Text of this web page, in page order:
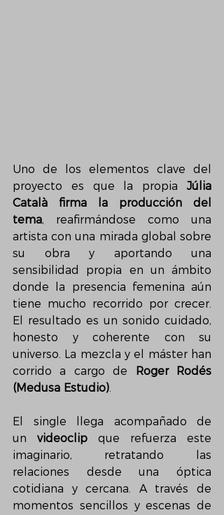
Uno de los elementos clave del
proyecto es que la propia Júlia
Català firma la producción del
tema, reafirmándose como una
artista con una mirada global sobre
su obra y aportando una
sensibilidad propia en un ámbito
donde la presencia femenina aún
tiene mucho recorrido por crecer.
El resultado es un sonido cuidado,
honesto y coherente con su
universo. La mezcla y el máster han
corrido a cargo de
Roger Rodés
(Medusa Estudio).
El single llega acompañado de
un videoclip que refuerza este
imaginario, retratando las
relaciones desde una óptica
cotidiana y cercana. A través de
momentos sencillos y escenas de